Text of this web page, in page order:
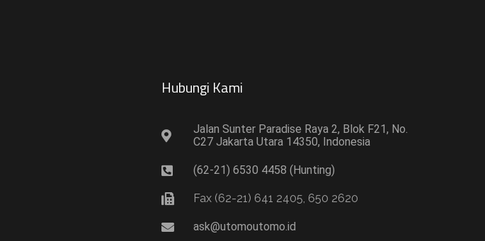
Hubungi Kami​
Jalan Sunter Paradise Raya 2, Blok F21, No.
C27 Jakarta Utara 14350, Indonesia
(62-21) 6530 4458 (Hunting)
Fax (62-21) 641 2405, 650 2620
ask@utomoutomo.id